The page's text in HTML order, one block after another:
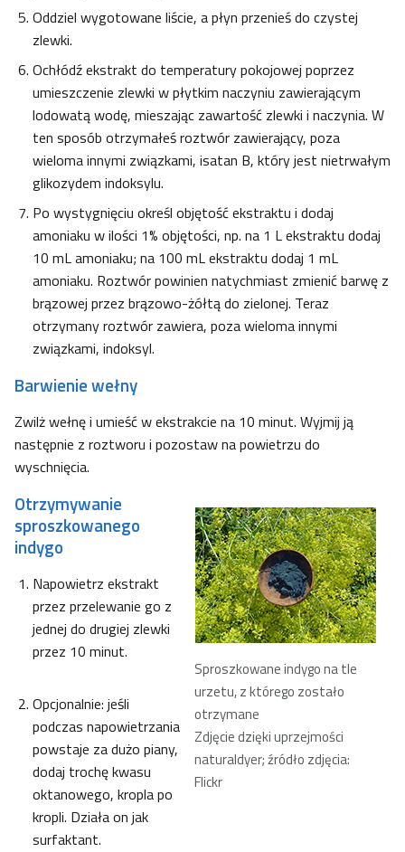
Oddziel wygotowane liście, a płyn przenieś do czystej
zlewki.
Ochłódź ekstrakt do temperatury pokojowej poprzez
umieszczenie zlewki w płytkim naczyniu zawierającym
lodowatą wodę, mieszając zawartość zlewki i naczynia. W
ten sposób otrzymałeś roztwór zawierający, poza
wieloma innymi związkami, isatan B, który jest nietrwałym
glikozydem indoksylu.
Po wystygnięciu określ objętość ekstraktu i dodaj
amoniaku w ilości 1% objętości, np. na 1 L ekstraktu dodaj
10 mL amoniaku; na 100 mL ekstraktu dodaj 1 mL
amoniaku. Roztwór powinien natychmiast zmienić barwę z
brązowej przez brązowo-żółtą do zielonej. Teraz
otrzymany roztwór zawiera, poza wieloma innymi
związkami, indoksyl.
Barwienie wełny
Zwilż wełnę i umieść w ekstrakcie na 10 minut. Wyjmij ją
następnie z roztworu i pozostaw na powietrzu do
wyschnięcia.
Sproszkowane indygo na tle
urzetu, z którego zostało
otrzymane
Zdjęcie dzięki uprzejmości
naturaldyer; źródło zdjęcia:
Flickr
Otrzymywanie
sproszkowanego
indygo
Napowietrz ekstrakt
przez przelewanie go z
jednej do drugiej zlewki
przez 10 minut.
Opcjonalnie: jeśli
podczas napowietrzania
powstaje za dużo piany,
dodaj trochę kwasu
oktanowego, kropla po
kropli. Działa on jak
surfaktant.